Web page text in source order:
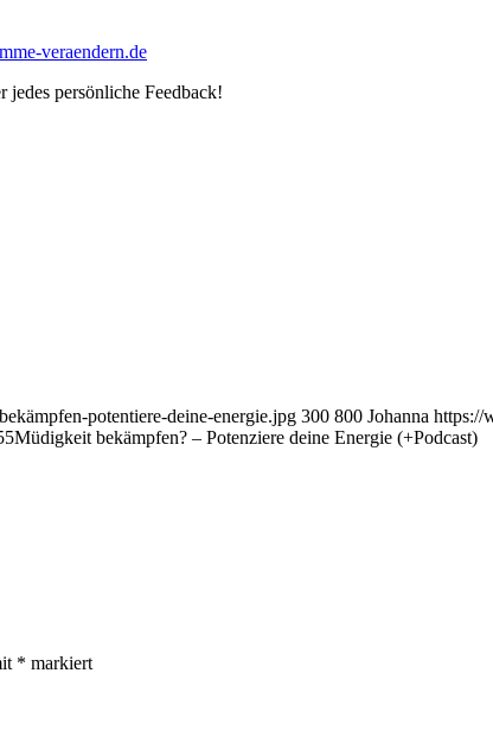
veraendern.de
jedes persönliche Feedback!
potentiere-deine-energie.jpg 300 800 Johanna https://
Müdigkeit bekämpfen? – Potenziere deine Energie (+Podcast)
* markiert